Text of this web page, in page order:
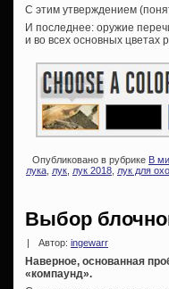
С этим утверждением
И последнее: оружие
и во всех основных цветах
Опубликовано в рубрике В
лука лук лук 2018 лук для
Выбор
| Автор: ingewarr
Наверное, основанная
«компаунд».